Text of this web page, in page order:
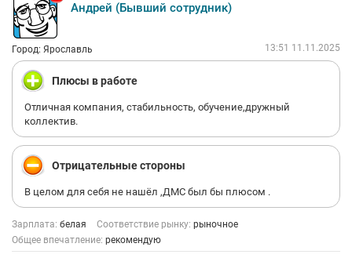
Андрей (Бывший сотрудник)
Город: Ярославль 13:51 11.11.2025
Плюсы в работе
Отличная компания, стабильность, обучение,дружный
коллектив.
Отрицательные стороны
В целом для себя не нашёл ,ДМС был бы плюсом .
Зарплата: белая Соответствие рынку: рыночное
Общее впечатление: рекомендую